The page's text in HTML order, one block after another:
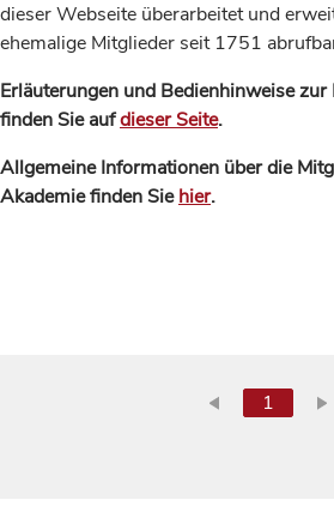
dieser Webseite überarbeitet und
ehemalige Mitglieder seit 1751
Erläuterungen und Bedienhinweise
finden Sie aufdieser Seite.
Allgemeine Informationen über die
Akademie finden Siehier.
1